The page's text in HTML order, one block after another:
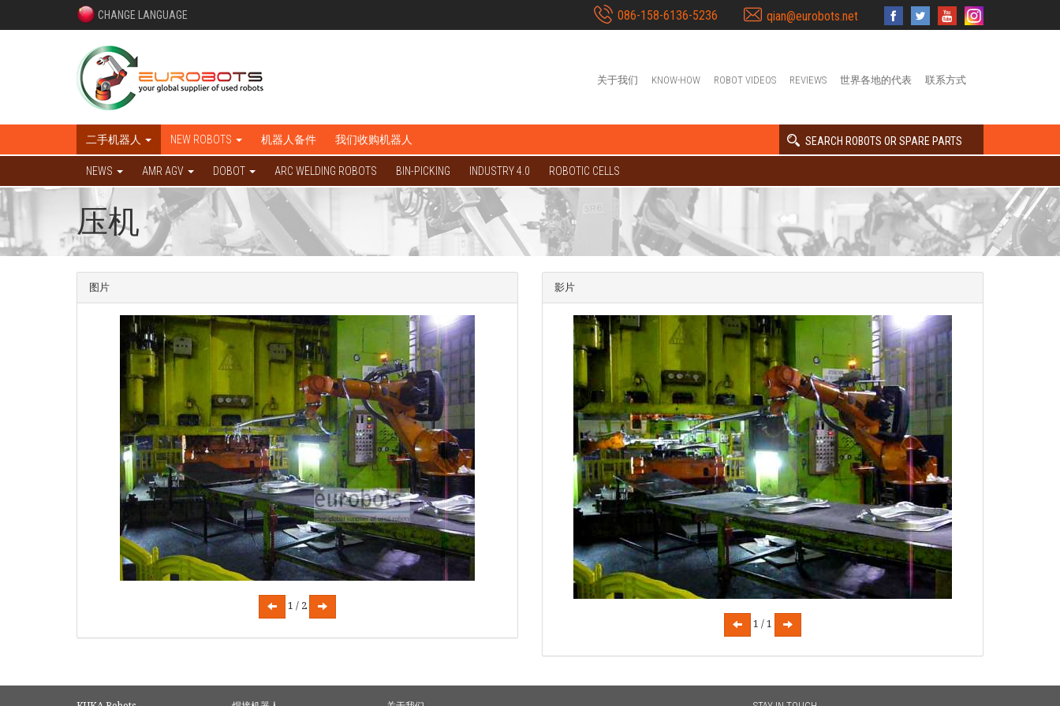
CHANGE LANGUAGE 086-158-6136-5236 qian@eurobots.net
关于我们 KNOW-HOW ROBOT VIDEOS REVIEWS 世界各地的代表 联系方式
二手机器人 NEW ROBOTS 机器人备件 我们收购机器人 SEARCH ROBOTS OR SPARE PARTS
NEWS AMR AGV DOBOT ARC WELDING ROBOTS BIN-PICKING INDUSTRY 4.0 ROBOTIC CELLS
压机
图片
1 / 2
影片
1 / 1